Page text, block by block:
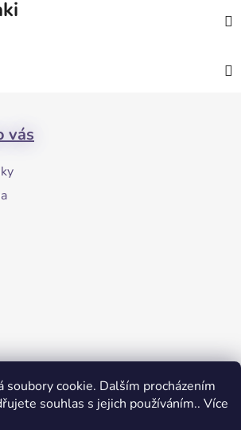
soubory cookie. Dalším procházením
souhlas s jejich používáním.. Více
vás